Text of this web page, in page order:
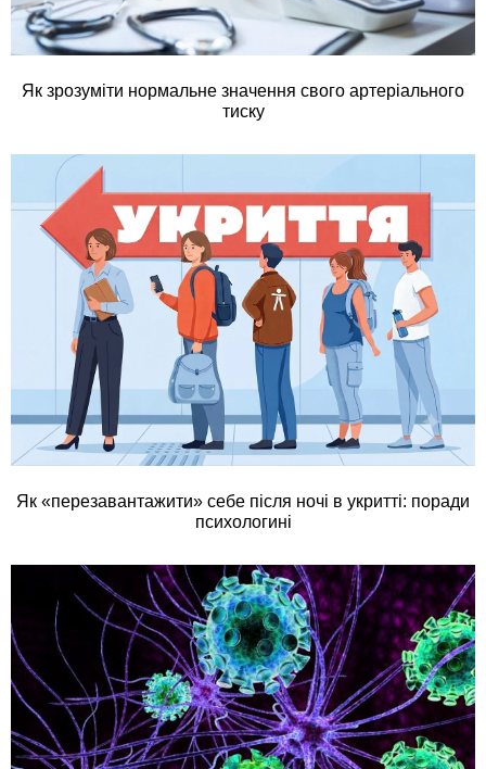
Як зрозуміти нормальне значення свого артеріального
тиску
Як «перезавантажити» себе після ночі в укритті: поради
психологині